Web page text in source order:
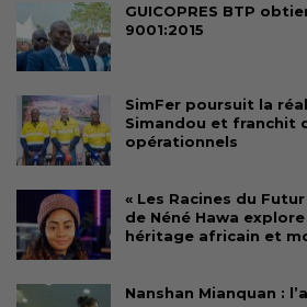
GUICOPRES BTP
9001:2015
SimFer poursuit la
Simandou et franchit
opérationnels
« Les Racines du
de Néné Hawa
héritage africain et
Nanshan Mianquan :